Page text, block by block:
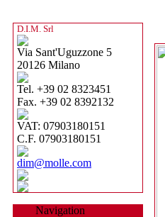
D.I.M. Srl
Via Sant'Uguzzone 5
20126 Milano
Tel. +39 02 8323451
Fax. +39 02 8392132
VAT: 07903180151
C.F. 07903180151
dim@molle.com
Navigation